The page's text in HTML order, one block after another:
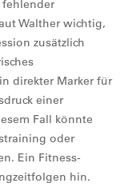
fehlender
Walther wichtig,
zusätzlich
direkter Marker für
einer
Fall könnte
oder
Ein Fitness-
hin.